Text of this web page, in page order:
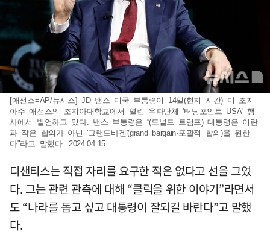
[애선스=AP/뉴시스] JD 밴스 미국 부통령이 14일(현지 시간) 미 조지
아주 애선스의 조지아대학교에서 열린 우파단체 '터닝포인트 USA' 행
사에서 발언하고 있다. 밴스 부통령은 “(도널드 트럼프) 대통령은 이란
과 작은 합의가 아닌 '그랜드바겐'(grand bargain·포괄적 합의)을 원한
다"라고 말했다. 2024.04.15.
디샌티스는 직접 자리를 요구한 적은 없다고 선을 그었
다. 그는 관련 관측에 대해 “클릭을 위한 이야기”라면서
도 “나라를 돕고 싶고 대통령이 잘되길 바란다”고 말했
다.